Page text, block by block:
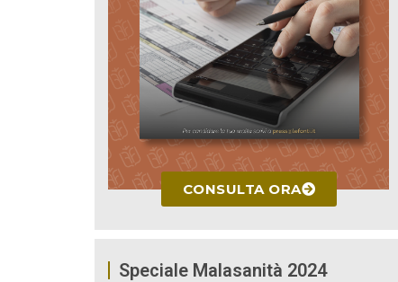
CONSULTA ORA
Speciale Malasanità 2024